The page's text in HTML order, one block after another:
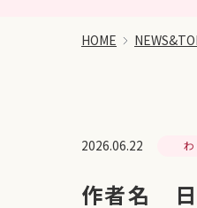
HOME
2026.06.22
作者名 日